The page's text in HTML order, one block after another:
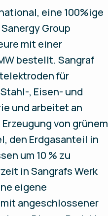
eine 100%ige
Group
mit einer
bestellt. Sangraf
für
, Eisen- und
und arbeitet an
von grünem
den Erdgasanteil in
um 10 % zu
in Sangrafs Werk
eigene
angeschlossener